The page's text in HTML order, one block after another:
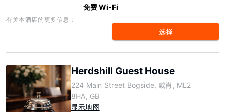
免费 Wi-Fi
有关本酒店的更多信息：
选择
Herdshill Guest House
224 Main Street Bogside, 威肖, ML2
8HA, GB
显示地图